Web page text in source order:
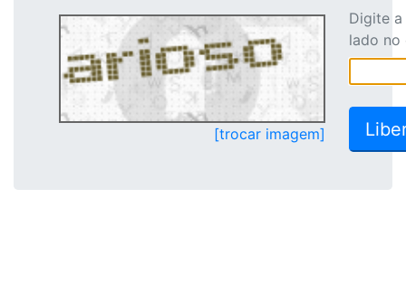
[trocar imagem]
Digite
lado no